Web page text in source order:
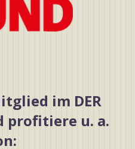
im DER
profitiere u. a.